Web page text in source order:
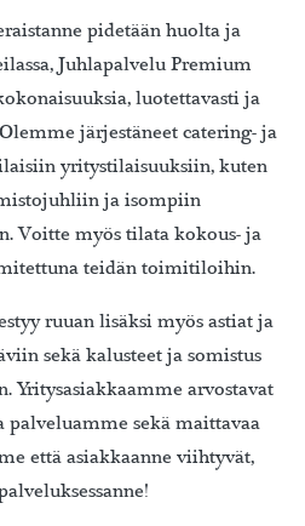
pidetään huolta ja
Juhlapalvelu Premium
luotettavasti ja
järjestäneet catering- ja
yritystilaisuuksiin, kuten
ja isompiin
Voitte myös tilata kokous- ja
teidän toimitiloihin.
ruuan lisäksi myös astiat ja
sekä kalusteet ja somistus
Yritysasiakkaamme arvostavat
palveluamme sekä maittavaa
että asiakkaanne viihtyvät,